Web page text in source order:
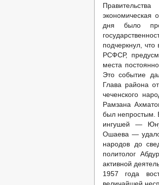
экономическая
дня было
подчеркнул,
РСФСР,
места
Это событие
Глава района
чеченского
Рамзана
был непростым.
ингушей —
Ошаева —
народов до
политолог
активной
1957 года